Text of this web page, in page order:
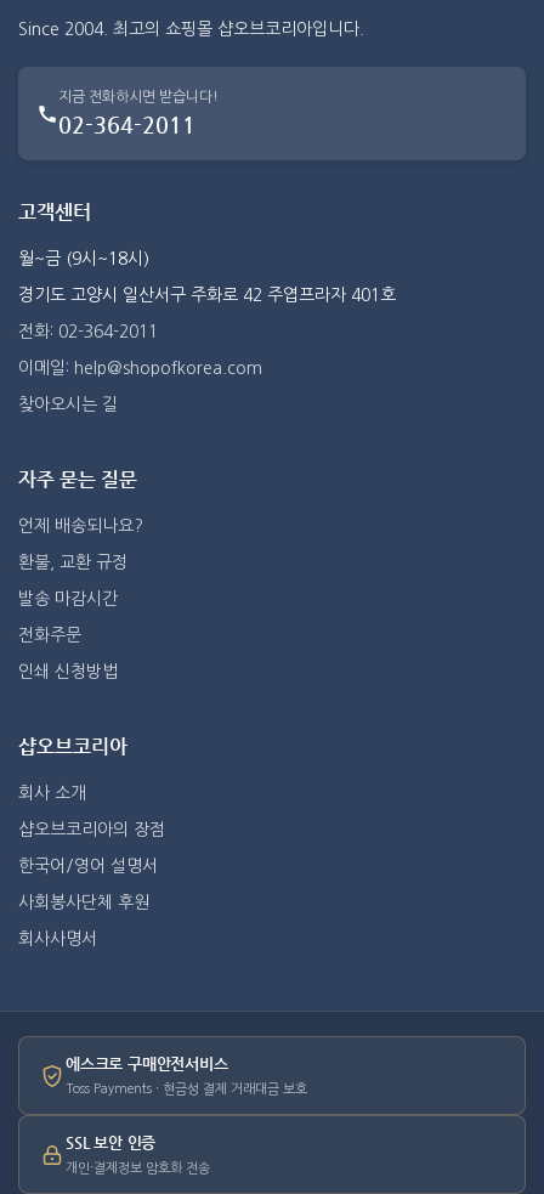
Since 2004. 최고의 쇼핑몰 샵오브코리아입니다.
지금 전화하시면 받습니다!
02-364-2011
고객센터
월~금 (9시~18시)
경기도 고양시 일산서구 주화로 42 주엽프라자 401호
전화: 02-364-2011
이메일: help@shopofkorea.com
찾아오시는 길
자주 묻는 질문
언제 배송되나요?
환불, 교환 규정
발송 마감시간
전화주문
인쇄 신청방법
샵오브코리아
회사 소개
샵오브코리아의 장점
한국어/영어 설명서
사회봉사단체 후원
회사사명서
에스크로 구매안전서비스
Toss Payments · 현금성 결제 거래대금 보호
SSL 보안 인증
개인·결제정보 암호화 전송